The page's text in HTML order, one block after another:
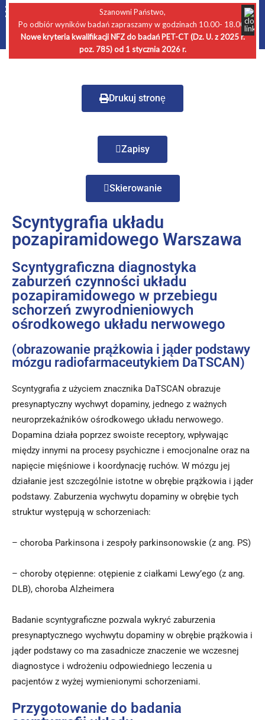
Drukuj stronę
Zapisy
Skierowanie
Scyntygrafia układu
pozapiramidowego Warszawa
Scyntygraficzna diagnostyka
zaburzeń czynności układu
pozapiramidowego w przebiegu
schorzeń zwyrodnieniowych
ośrodkowego układu nerwowego
(obrazowanie prążkowia i jąder podstawy
mózgu radiofarmaceutykiem DaTSCAN)
Scyntygrafia z użyciem znacznika DaTSCAN obrazuje
presynaptyczny wychwyt dopaminy, jednego z ważnych
neuroprzekaźników ośrodkowego układu nerwowego.
Dopamina działa poprzez swoiste receptory, wpływając
między innymi na procesy psychiczne i emocjonalne oraz na
napięcie mięśniowe i koordynację ruchów. W mózgu jej
działanie jest szczególnie istotne w obrębie prążkowia i jąder
podstawy. Zaburzenia wychwytu dopaminy w obrębie tych
struktur występują w schorzeniach:
– choroba Parkinsona i zespoły parkinsonowskie (z ang. PS)
– choroby otępienne: otępienie z ciałkami Lewy’ego (z ang.
DLB), choroba Alzheimera
Badanie scyntygraficzne pozwala wykryć zaburzenia
presynaptycznego wychwytu dopaminy w obrębie prążkowia i
jąder podstawy co ma zasadnicze znaczenie we wczesnej
diagnostyce i wdrożeniu odpowiedniego leczenia u
pacjentów z wyżej wymienionymi schorzeniami.
Przygotowanie do badania
Szanowni Państwo,
Po odbiór wyników badań zapraszamy w godzinach 10.00- 18.00.
Nowe kryteria kwalifikacji NFZ do badań PET-CT (Dz. U. z 2025 r.
poz. 785) od 1 stycznia 2026 r.